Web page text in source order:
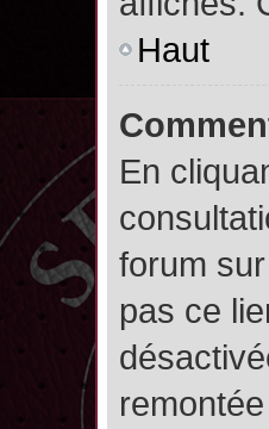
Haut
En
forum
pas ce